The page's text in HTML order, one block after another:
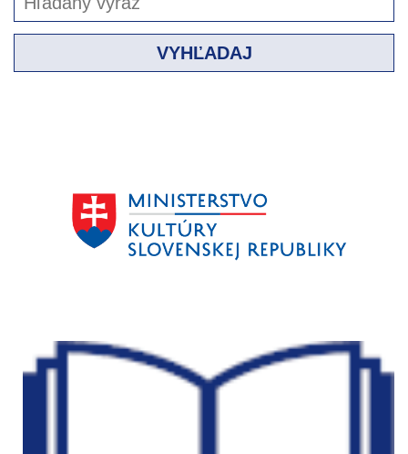
VYHĽADAJ